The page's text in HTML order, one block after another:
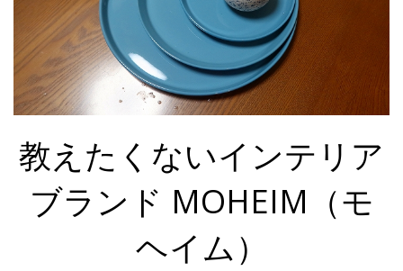
教えたくないインテリア
ブランド MOHEIM（モ
ヘイム）